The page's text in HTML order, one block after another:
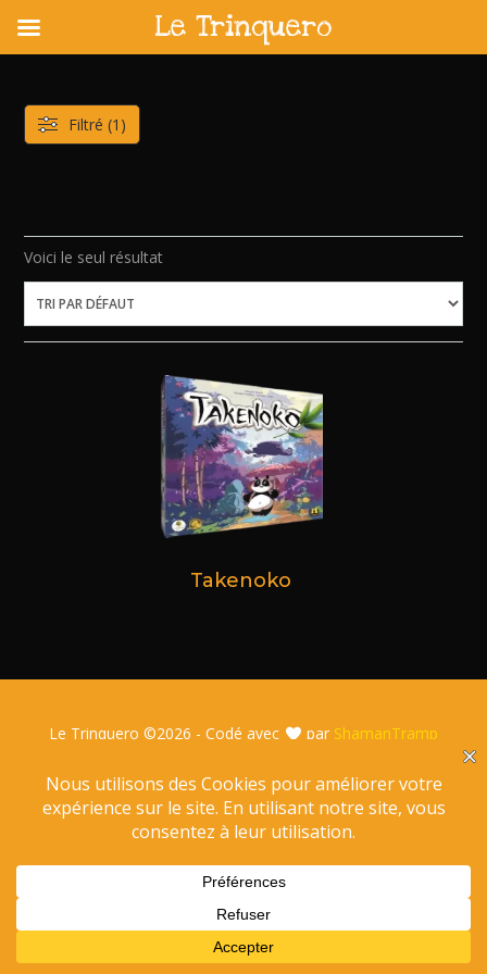
content
Voici le seul résultat
Takenoko
Filtré (1)
Le Trinquero ©2026 - Codé avec par ShamanTramp
Le Trinquero